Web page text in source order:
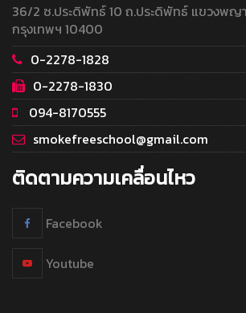
36/2 ซ.ประดิพัทธ์ 10 ถ.ประดิพัทธ์ แขวงพญ
กรุงเทพฯ 10400
0-2278-1828
0-2278-1830
094-8170555
smokefreeschool@gmail.com
ติดตามความเคลื่อนไหว
Facebook
Youtube